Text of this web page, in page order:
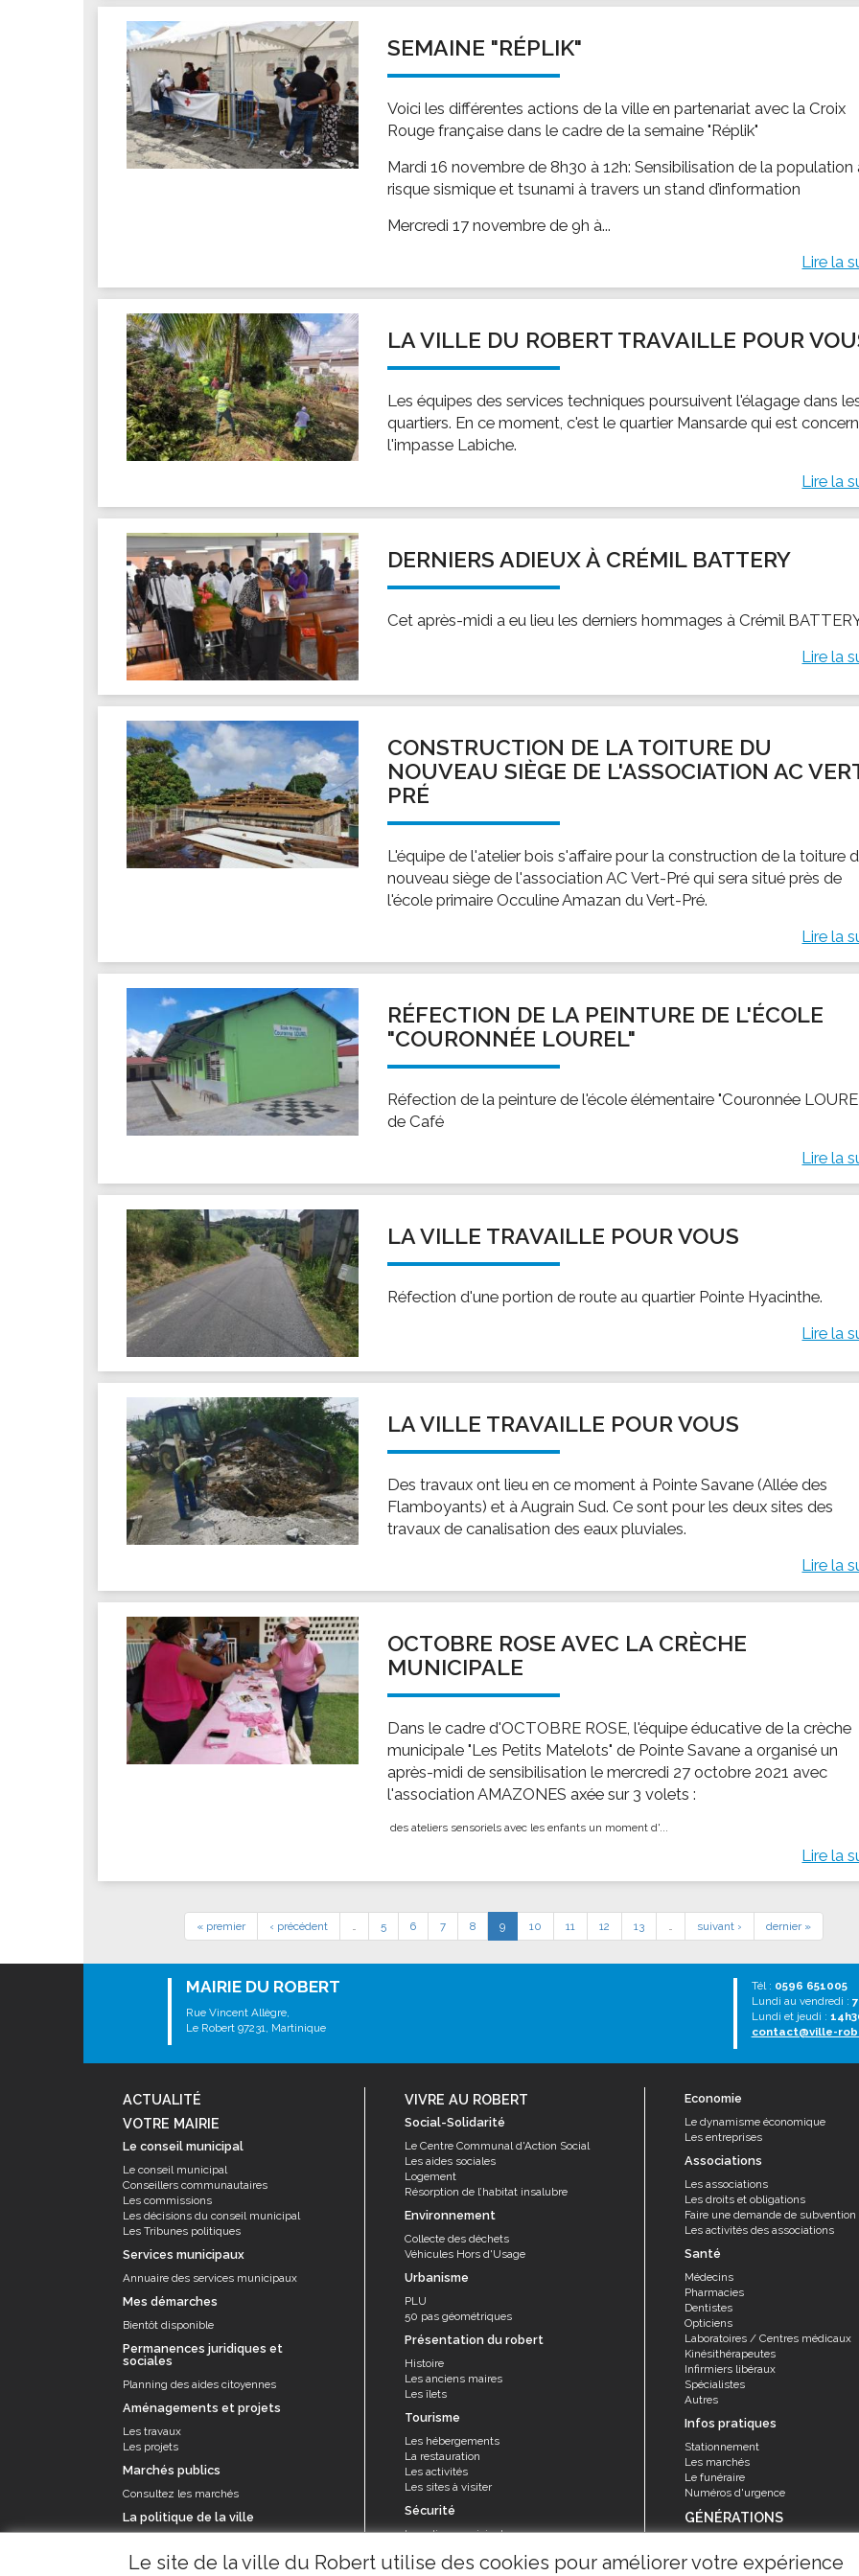
Le site de la ville du Robert utilise des cookies pour améliorer votre expérience
Les associations
Les droits et obligations
Faire une demande de subvention
Les activités des associations
VIE PRATIQUE
Les espaces numériques
Les marchés
Le funéraire
Numéros d'urgence
SANTÉ
Annuaire santé
SEMAINE "RÉPLIK"
Voici les différentes actions de la ville en partenariat avec la Croix
Rouge française dans le cadre de la semaine "Réplik"
Mardi 16 novembre de 8h30 à 12h: Sensibilisation de la population
risque sismique et tsunami à travers un stand d’information
Mercredi 17 novembre de 9h à...
Lire la
LA VILLE DU ROBERT TRAVAILLE POUR
Les équipes des services techniques poursuivent l'élagage dans
quartiers. En ce moment, c'est le quartier Mansarde qui est
l'impasse Labiche.
Lire la
DERNIERS ADIEUX À CRÉMIL BATTERY
Cet après-midi a eu lieu les derniers hommages à Crémil
Lire la
CONSTRUCTION DE LA TOITURE DU
NOUVEAU SIÈGE DE L'ASSOCIATION AC
PRÉ
L'équipe de l'atelier bois s'affaire pour la construction de la toiture
nouveau siège de l'association AC Vert-Pré qui sera situé près de
l'école primaire Occuline Amazan du Vert-Pré.
Lire la
RÉFECTION DE LA PEINTURE DE L'ÉCOLE
"COURONNÉE LOUREL"
Réfection de la peinture de l'école élémentaire "Couronnée
de Café
Lire la
LA VILLE TRAVAILLE POUR VOUS
Réfection d'une portion de route au quartier Pointe Hyacinthe.
Lire la
LA VILLE TRAVAILLE POUR VOUS
Des travaux ont lieu en ce moment à Pointe Savane (Allée des
Flamboyants) et à Augrain Sud. Ce sont pour les deux sites des
travaux de canalisation des eaux pluviales.
Lire la
OCTOBRE ROSE AVEC LA CRÈCHE
MUNICIPALE
Dans le cadre d'OCTOBRE ROSE, l'équipe éducative de la crèche
municipale "Les Petits Matelots" de Pointe Savane a organisé un
après-midi de sensibilisation le mercredi 27 octobre 2021 avec
l'association AMAZONES axée sur 3 volets :
des ateliers sensoriels avec les enfants ​ un moment d'...
Lire la
« premier ‹ précédent … 5 6 7 8 9 10 11 12 13 … suivant › dernier »
MAIRIE DU ROBERT
Rue Vincent Allègre,
Le Robert 97231, Martinique
Tél : 0596 651005
Lundi au vendredi :
Lundi et jeudi :
contact@ville-
ACTUALITÉ
VOTRE MAIRIE
Le conseil municipal
Le conseil municipal
Conseillers communautaires
Les commissions
Les décisions du conseil municipal
Les Tribunes politiques
Services municipaux
Annuaire des services municipaux
Mes démarches
Bientôt disponible
Permanences juridiques et
sociales
Planning des aides citoyennes
Aménagements et projets
Les travaux
Les projets
Marchés publics
Consultez les marchés
La politique de la ville
VIVRE AU ROBERT
Social-Solidarité
Le Centre Communal d'Action Social
Les aides sociales
Logement
Résorption de l’habitat insalubre
Environnement
Collecte des déchets
Véhicules Hors d'Usage
Urbanisme
PLU
50 pas géométriques
Présentation du robert
Histoire
Les anciens maires
Les îlets
Tourisme
Les hébergements
La restauration
Les activités
Les sites à visiter
Sécurité
La police municipale
prévention
Economie
Le dynamisme économique
Les entreprises
Associations
Les associations
Les droits et obligations
Faire une demande de subvention
Les activités des associations
Santé
Médecins
Pharmacies
Dentistes
Opticiens
Laboratoires / Centres médicaux
Kinésithérapeutes
Infirmiers libéraux
Spécialistes
Autres
Infos pratiques
Stationnement
Les marchés
Le funéraire
Numéros d'urgence
GÉNÉRATIONS
Animations et activités